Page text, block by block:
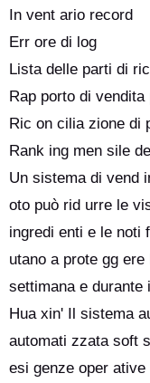
In vent ario record
Err ore di log
Lista delle parti di
Rap porto di
Ric on cilia zione di
Rank ing men sile
Un sistema di vend
oto può rid urre le
ingredi enti e le noti
utano a prote gg
settimana e durante
Hua xin' Il sistema
automati zzata soft
esi genze oper